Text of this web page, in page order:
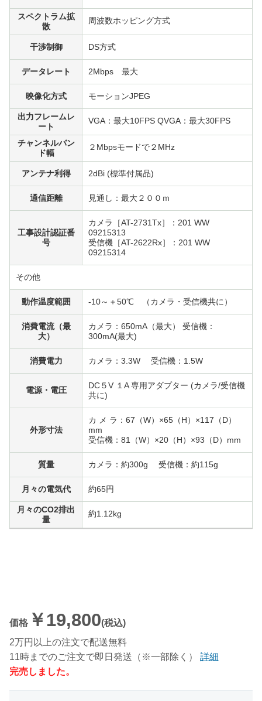
スペクトラム拡
散
周波数ホッピング方式
干渉制御 DS方式
データレート 2Mbps 最大
映像化方式 モーションJPEG
出力フレームレ
ート
VGA：最大10FPS QVGA：最大30FPS
チャンネルバン
ド幅
２Mbpsモードで２MHz
アンテナ利得 2dBi (標準付属品)
通信距離 見通し：最大２００ｍ
工事設計認証番
号
カメラ［AT-2731Tx］：201 WW
09215313
受信機［AT-2622Rx］：201 WW
09215314
その他
動作温度範囲 -10～＋50℃ （カメラ・受信機共に）
消費電流（最
大）
カメラ：650mA（最大） 受信機：
300mA(最大)
消費電力 カメラ：3.3W 受信機：1.5W
電源・電圧
DC５V １A 専用アダプター (カメラ/受信機
共に)
外形寸法
カ メ ラ：67（W）×65（H）×117（D）
mm
受信機：81（W）×20（H）×93（D）mm
質量 カメラ：約300g 受信機：約115g
月々の電気代 約65円
月々のCO2排出
量
約1.12kg
価格 ￥19,800(税込)
2万円以上の注文で配送無料
11時までのご注文で即日発送（※一部除く）
詳細
完売しました。